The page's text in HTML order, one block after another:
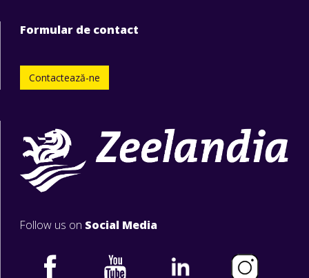
Formular de contact
Contactează-ne
Follow us on Social Media